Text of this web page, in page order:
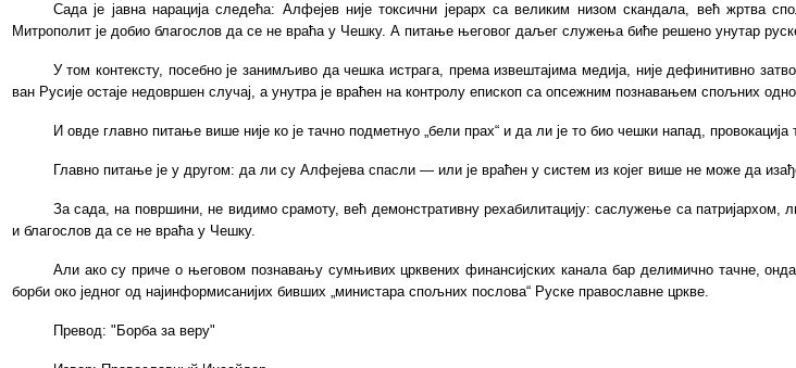
Сада је јавна нарација следећа: Алфејев није токсични јерарх са великим низом скандала, већ жртва
Митрополит је добио благослов да се не враћа у Чешку. А питање његовог даљег служења биће решено унутар руске
У том контексту, посебно је занимљиво да чешка истрага, према извештајима медија, није дефинитивно
ван Русије остаје недовршен случај, а унутра је враћен на контролу епископ са опсежним познавањем спољних
И овде главно питање више није ко је тачно подметнуо „бели прах“ и да ли је то био чешки напад,
Главно питање јеу другом: да ли су Алфејева спасли — или је враћен у систем из којег више не може да
За сада, на површини, не видимо срамоту, већ демонстративну рехабилитацију: саслужење са
и благослов да се не враћа у Чешку.
Али ако су приче о његовом познавању сумњивих црквених финансијских канала бар делимично тачне,
борби око једног од најинформисанијих бивших „министара спољних послова“ Руске православне цркве.
Превод: "Борба за веру"